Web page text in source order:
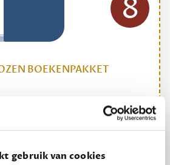
gebruik van cookies
BOEKENPAKKET
om je reading challenge te
incl. verzending
8